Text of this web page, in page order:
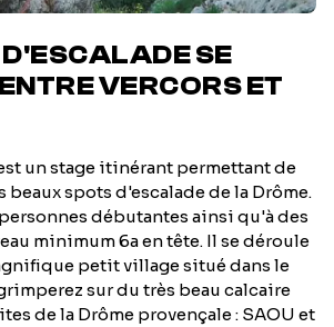
SE
VERCORS ET
un stage itinérant permettant de
spots d'escalade de la Drôme.
débutantes ainsi qu'à des
minimum 6a en tête. Il se déroule
petit village situé dans le
sur du très beau calcaire
de la Drôme provençale : SAOU et